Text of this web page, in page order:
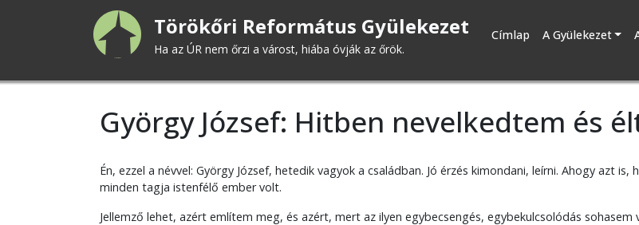
Törökőri Református Gyülekezet
Ha az ÚR nem őrzi a várost, hiába óvják az őrök.
Fő
Címlap A Gyülekezet
György József: Hitben nevelkedtem és
Én, ezzel a névvel: György József, hetedik vagyok a családban. Jó érzés kimondani, leírni. Ahogy azt is,
minden tagja istenfélő ember volt.
Jellemző lehet, azért említem meg, és azért, mert az ilyen egybecsengés, egybekulcsolódás sohasem